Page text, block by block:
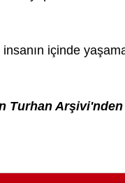
içinde
Turhan Arşivi'nden